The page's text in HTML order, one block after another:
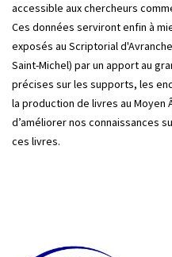
accessible aux chercheurs
Ces données serviront enfin à
exposés au Scriptorial
Saint-Michel) par un apport au
précises sur les supports, les
la production de livres au
d’améliorer nos connaissances
ces livres.